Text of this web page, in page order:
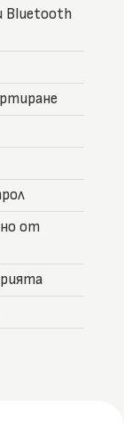
Bluetooth
от